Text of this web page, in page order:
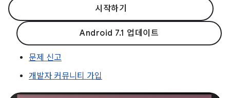
시작하기
Android 7.1 업데이트
문제 신고
개발자 커뮤니티 가입